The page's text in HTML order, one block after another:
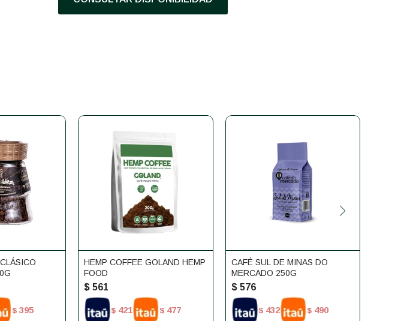
$ 395
HEMP COFFEE GOLAND HEMP
FOOD
$ 561
$ 421 $ 477
CAFÉ SUL DE MINAS DO
MERCADO 250G
$ 576
$ 432 $ 490